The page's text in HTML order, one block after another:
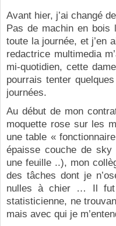
Avant hier, j’ai changé
Pas de machin en bois
toute la journée, et j’en
redactrice multimedia
mi-quotidien, cette
pourrais tenter
journées.
Au début de mon
moquette rose sur les
une table «
épaisse couche de
une feuille ..), mon
des tâches dont je
nulles à chier … Il fut
statisticienne, ne
mais avec qui je